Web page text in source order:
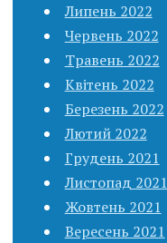
Липень 2022
Червень 2022
Травень 2022
Квітень 2022
Березень 2022
Лютий 2022
Грудень 2021
Листопад 2021
Жовтень 2021
Вересень 2021